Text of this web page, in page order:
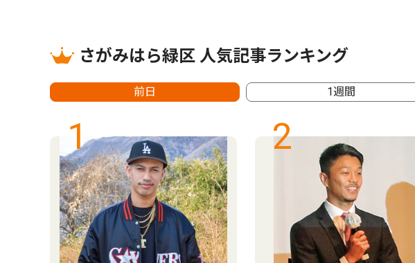
さがみはら緑区 人気記事ランキング
前日 1週間
1 2